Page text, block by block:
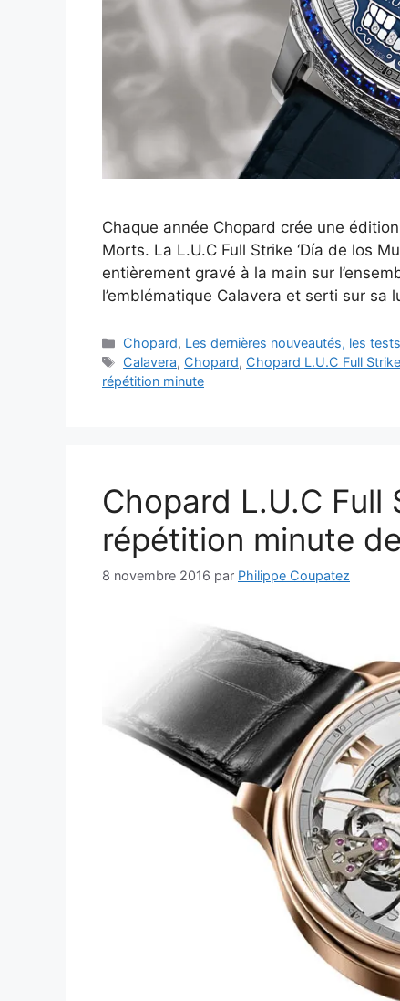
Chaque année Chopard crée une
Morts. La L.U.C Full Strike ‘Día de los
entièrement gravé à la main sur
l’emblématique Calavera et serti sur sa
Catégories
Chopard, Les dernières nouveautés, les
Étiquettes
Calavera, Chopard, Chopard L.U.C Full Strike
répétition minute
Chopard L.U.C Full
répétition minute
8 novembre 2016 par Philippe Coupatez